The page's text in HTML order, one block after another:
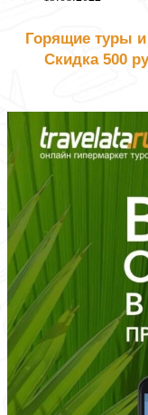
Горящие туры и
Скидка 500